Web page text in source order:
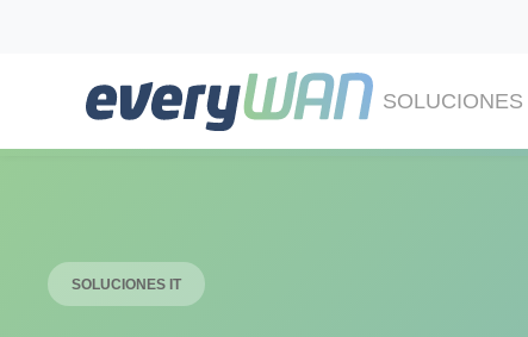
SOLUCIONES
SOLUCIONES IT